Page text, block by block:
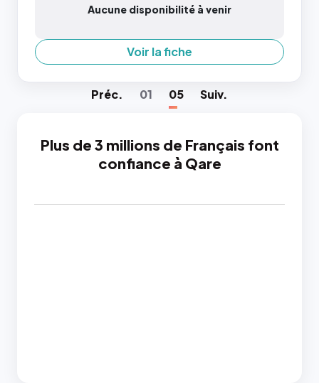
Aucune disponibilité à venir
Voir la fiche
Préc. 01 05 Suiv.
Plus de 3 millions de Français font
confiance à Qare